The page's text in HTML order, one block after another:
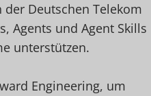
Deutschen Telekom
Agents und Agent Skills
unterstützen.
Engineering, um